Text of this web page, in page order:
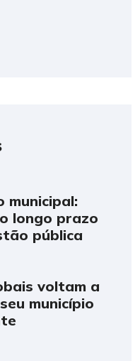
municipal:
longo prazo
pública
voltam a
município